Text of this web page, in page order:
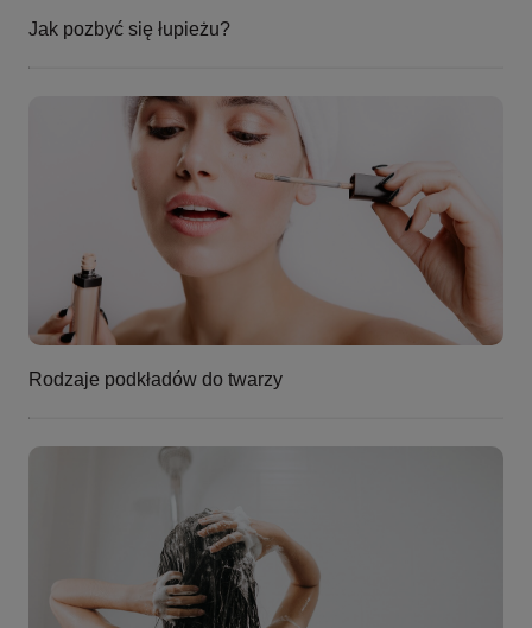
Jak pozbyć się łupieżu?
Rodzaje podkładów do twarzy